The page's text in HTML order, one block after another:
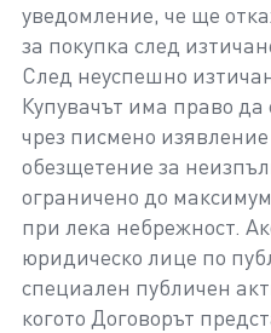
уведомление, че ще
за покупка след
След неуспешно
Купувачът има право да
чрез писмено
обезщетение за
ограничено до
при лека небрежност.
юридическо лице по
специален публичен
когото Договорът